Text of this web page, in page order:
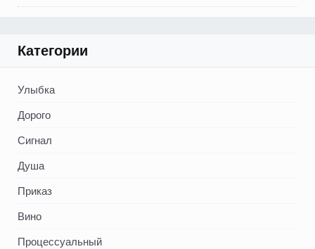
Категории
Улыбка
Дорого
Сигнал
Душа
Приказ
Вино
Процессуальный